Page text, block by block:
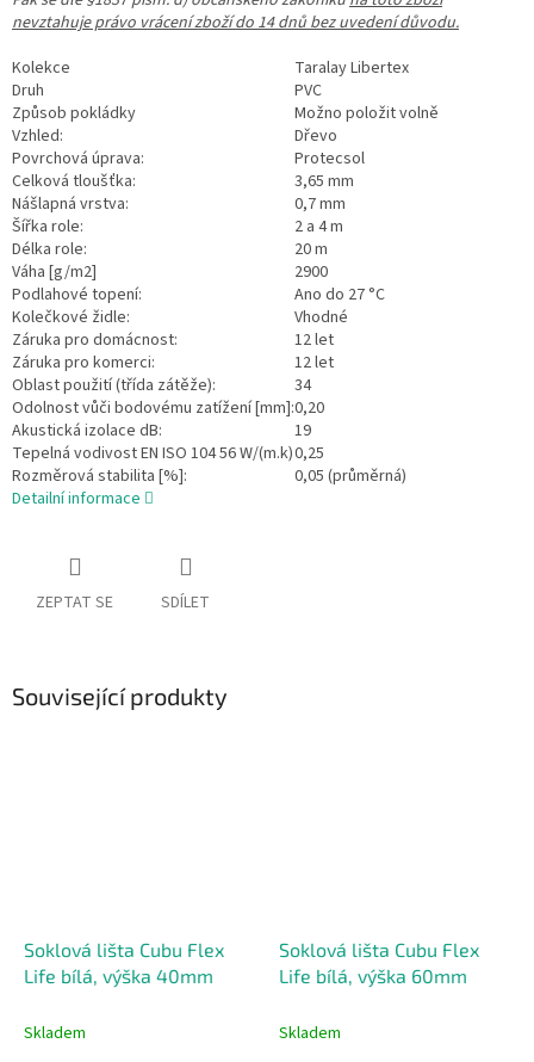
nevztahuje právo vrácení zboží do 14 dnů bez uvedení důvodu.
Kolekce
Taralay Libertex
Druh
PVC
Způsob pokládky
Možno položit volně
Vzhled:
Dřevo
Povrchová úprava:
Protecsol
Celková tloušťka:
3,65 mm
Nášlapná vrstva:
0,7 mm
Šířka role:
2 a 4 m
Délka role:
20 m
Váha [g/m2]
2900
Podlahové topení:
Ano do 27 °C
Kolečkové židle:
Vhodné
Záruka pro domácnost:
12 let
Záruka pro komerci:
12 let
Oblast použití (třída zátěže):
34
Odolnost vůči bodovému zatížení [mm]:0,20
Akustická izolace dB:
19
Tepelná vodivost EN ISO 104 56 W/(m.k)0,25
Rozměrová stabilita [%]:
0,05 (průměrná)
Detailní informace
ZEPTAT SE SDÍLET
Související produkty
Soklová lišta Cubu Flex
Life bílá, výška 40mm
Skladem
Soklová lišta Cubu Flex
Life bílá, výška 60mm
Skladem